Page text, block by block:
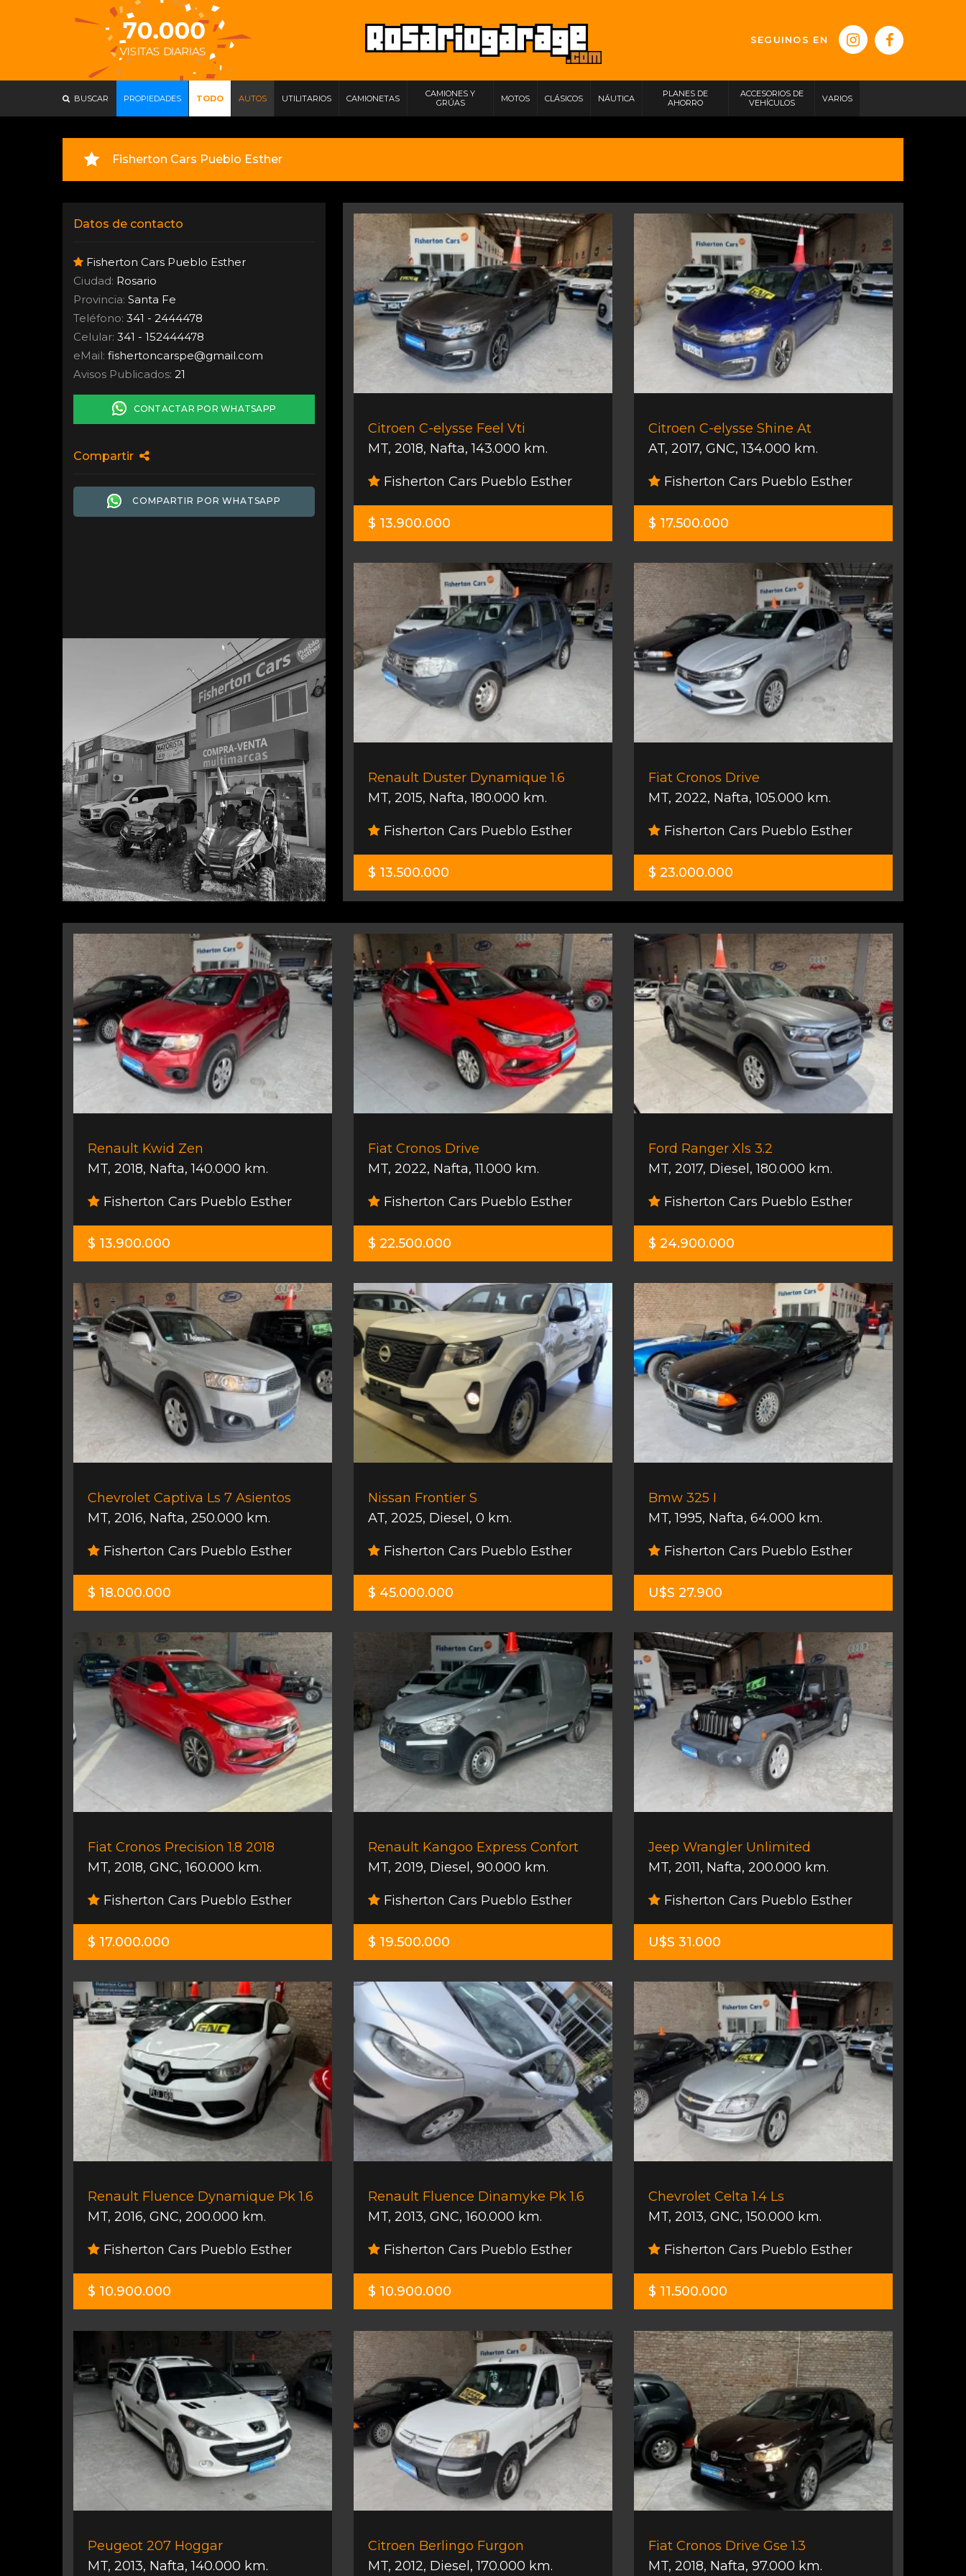
SEGUINOS EN
BUSCAR PROPIEDADES TODO AUTOS UTILITARIOS CAMIONETAS
CAMIONES Y
GRÚAS
MOTOS CLÁSICOS NÁUTICA
PLANES DE
AHORRO
ACCESORIOS DE
VEHÍCULOS
VARIOS
Fisherton Cars Pueblo Esther
Datos de contacto
Fisherton Cars Pueblo Esther
Ciudad: Rosario
Provincia: Santa Fe
Teléfono: 341 - 2444478
Celular: 341 - 152444478
eMail: fishertoncarspe@gmail.com
Avisos Publicados: 21
CONTACTAR POR WHATSAPP
Compartir
COMPARTIR POR WHATSAPP
Citroen C-elysse Feel Vti
MT, 2018, Nafta,143.000 km.
Fisherton Cars Pueblo Esther
$ 13.900.000
Citroen C-elysse Shine At
AT, 2017, GNC,134.000 km.
Fisherton Cars Pueblo Esther
$ 17.500.000
Renault Duster Dynamique 1.6
MT, 2015, Nafta,180.000 km.
Fisherton Cars Pueblo Esther
$ 13.500.000
Fiat Cronos Drive
MT, 2022, Nafta,105.000 km.
Fisherton Cars Pueblo Esther
$ 23.000.000
Renault Kwid Zen
MT, 2018, Nafta,140.000 km.
Fisherton Cars Pueblo Esther
$ 13.900.000
Fiat Cronos Drive
MT, 2022, Nafta,11.000 km.
Fisherton Cars Pueblo Esther
$ 22.500.000
Ford Ranger Xls 3.2
MT, 2017, Diesel ,180.000 km.
Fisherton Cars Pueblo Esther
$ 24.900.000
Chevrolet Captiva Ls 7 Asientos
MT, 2016, Nafta, 250.000 km.
Fisherton Cars Pueblo Esther
$ 18.000.000
Nissan Frontier S
AT, 2025, Diesel , 0 km.
Fisherton Cars Pueblo Esther
$ 45.000.000
Bmw 325 I
MT,1995, Nafta, 64.000 km.
Fisherton Cars Pueblo Esther
U$S 27.900
Fiat Cronos Precision 1.8 2018
MT, 2018, GNC,160.000 km.
Fisherton Cars Pueblo Esther
$ 17.000.000
Renault Kangoo Express Confort
MT, 2019, Diesel , 90.000 km.
Fisherton Cars Pueblo Esther
$ 19.500.000
Jeep Wrangler Unlimited
MT, 2011, Nafta, 200.000 km.
Fisherton Cars Pueblo Esther
U$S 31.000
Renault Fluence Dynamique Pk 1.6
MT, 2016, GNC, 200.000 km.
Fisherton Cars Pueblo Esther
$ 10.900.000
Renault Fluence Dinamyke Pk 1.6
MT, 2013, GNC,160.000 km.
Fisherton Cars Pueblo Esther
$ 10.900.000
Chevrolet Celta 1.4 Ls
MT, 2013, GNC,150.000 km.
Fisherton Cars Pueblo Esther
$ 11.500.000
Peugeot 207 Hoggar
MT, 2013, Nafta,140.000 km.
Citroen Berlingo Furgon
MT, 2012, Diesel ,170.000 km.
Fiat Cronos Drive Gse 1.3
MT, 2018, Nafta, 97.000 km.